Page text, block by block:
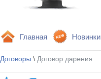
Главная Новинки
Договоры \ Договор дарения